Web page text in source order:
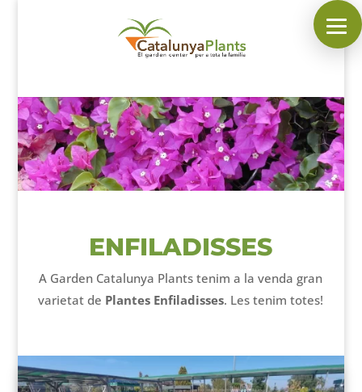
INICI
PLANTES
HORARI DEL GARDEN
___________________________
VER EN ESPAÑOL
ENFILADISSES
A Garden Catalunya Plants tenim a la venda gran
varietat de Plantes Enfiladisses. Les tenim totes!